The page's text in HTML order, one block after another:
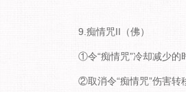
9.痴情咒II（佛）
①令“痴情咒”冷却减少的
②取消令“痴情咒”伤害转